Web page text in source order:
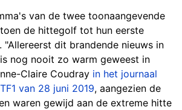
van de twee toonaangevende
de hittegolf tot hun eerste
"Allereerst dit brandende nieuws in
nog nooit zo warm geweest in
Claire Coudray in het journaal
van 28 juni 2019, aangezien de
waren gewijd aan de extreme hitte